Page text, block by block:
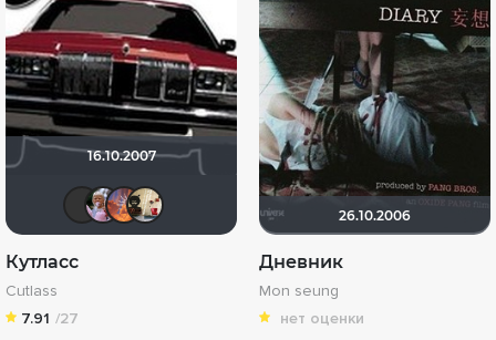
16.10.2007
19Soldier78
Someone.
master***
Norman
Кутласс
Cutlass
7.91 /27
26.10.2006
Дневник
Mon seung
нет оценки